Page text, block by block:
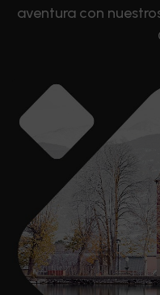
aventura con